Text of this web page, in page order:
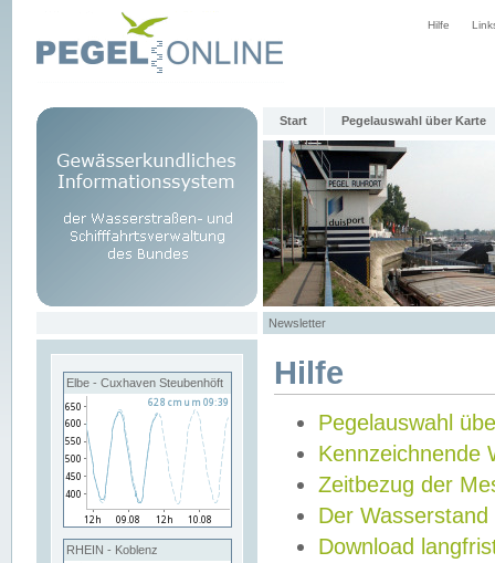
Hilfe
Start Pegelauswahl über Karte
Newsletter
Elbe - Cuxhaven Steubenhöft
RHEIN - Koblenz
Hilfe
Pegelauswahl
Kennzeichnende
Zeitbezug der
Der Wasserstand
Download